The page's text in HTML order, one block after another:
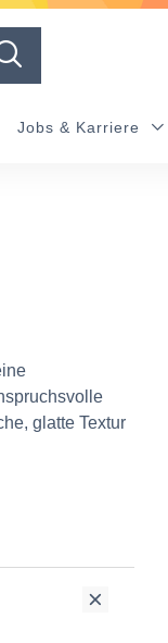
Jobs & Karriere
glatte Textur